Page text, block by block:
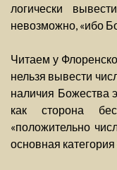
логически
невозможно, «ибо
Читаем у
нельзя вывести
наличия Божества
как сторона
«положительно
основная